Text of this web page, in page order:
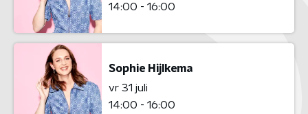
14:00 - 16:00
Sophie Hijlkema
vr 31 juli
14:00 - 16:00